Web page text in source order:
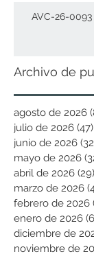
AVC-26-0093
Archivo de
agosto de 2026
julio de 2026 (47)
junio de 2026
mayo de 2026
abril de 2026 (29)
marzo de 2026
febrero de 2026
enero de 2026
diciembre de
noviembre de